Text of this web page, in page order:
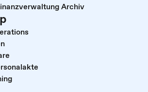
Archiv